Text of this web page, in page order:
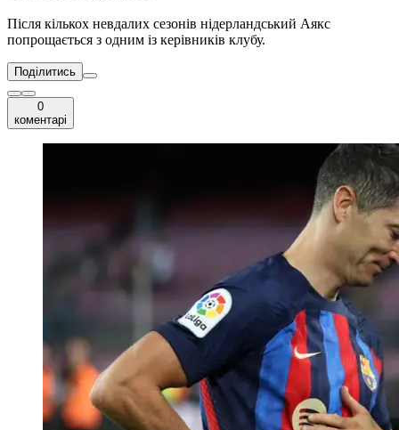
Після кількох невдалих сезонів нідерландський Аякс
попрощається з одним із керівників клубу.
Поділитись
0
коментарі